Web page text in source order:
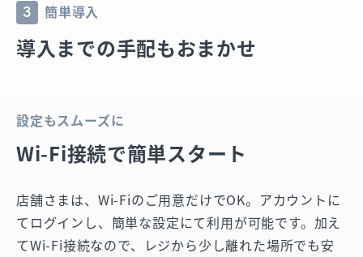
3 簡単導入
導入までの手配もおまかせ
設定もスムーズに
Wi-Fi接続で簡単スタート
店舗さまは、Wi-Fiのご用意だけでOK。アカウントに
てログインし、簡単な設定にて利用が可能です。加え
てWi-Fi接続なので、レジから少し離れた場所でも安